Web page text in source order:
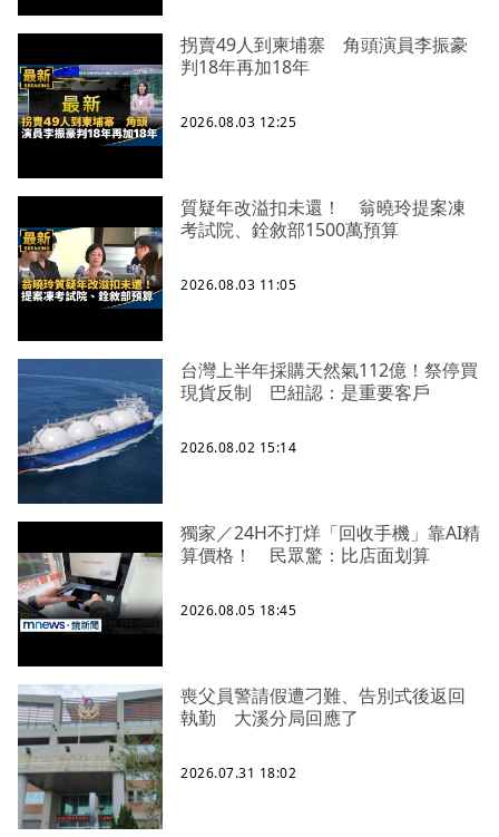
拐賣49人到柬埔寨 角頭演員李振豪
判18年再加18年
2026.08.03 12:25
質疑年改溢扣未還！ 翁曉玲提案凍
考試院、銓敘部1500萬預算
2026.08.03 11:05
台灣上半年採購天然氣112億！祭停買
現貨反制 巴紐認：是重要客戶
2026.08.02 15:14
獨家／24H不打烊「回收手機」靠AI精
算價格！ 民眾驚：比店面划算
2026.08.05 18:45
喪父員警請假遭刁難、告別式後返回
執勤 大溪分局回應了
2026.07.31 18:02